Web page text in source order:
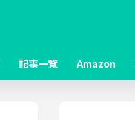
記事一覧 Amazon